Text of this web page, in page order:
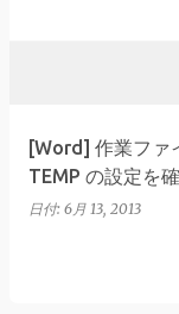
[Word] 作業ファ
TEMP の設定を
日付: 6月 13, 2013